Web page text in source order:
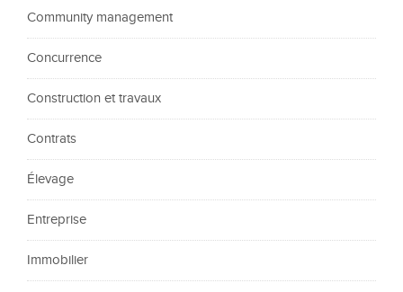
Community management
Concurrence
Construction et travaux
Contrats
Élevage
Entreprise
Immobilier